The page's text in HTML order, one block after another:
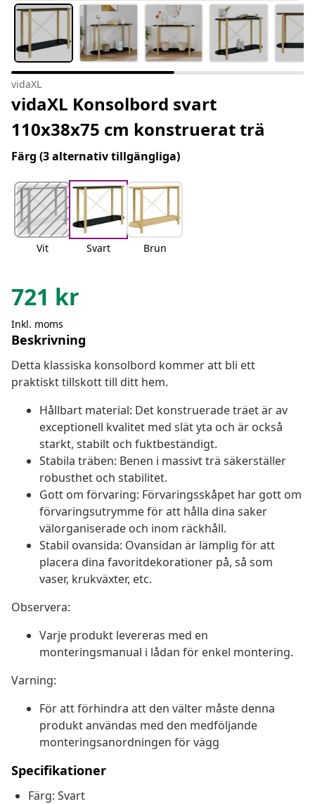
vidaXL
vidaXL Konsolbord svart
110x38x75 cm konstruerat trä
Färg (3 alternativ tillgängliga)
Vit Svart Brun
721 kr
Inkl. moms
Beskrivning
Detta klassiska konsolbord kommer att bli ett
praktiskt tillskott till ditt hem.
Hållbart material: Det konstruerade träet är av
exceptionell kvalitet med slät yta och är också
starkt, stabilt och fuktbeständigt.
Stabila träben: Benen i massivt trä säkerställer
robusthet och stabilitet.
Gott om förvaring: Förvaringsskåpet har gott om
förvaringsutrymme för att hålla dina saker
välorganiserade och inom räckhåll.
Stabil ovansida: Ovansidan är lämplig för att
placera dina favoritdekorationer på, så som
vaser, krukväxter, etc.
Observera:
Varje produkt levereras med en
monteringsmanual i lådan för enkel montering.
Varning:
För att förhindra att den välter måste denna
produkt användas med den medföljande
monteringsanordningen för vägg
Specifikationer
Färg: Svart